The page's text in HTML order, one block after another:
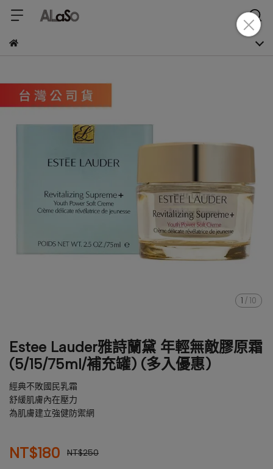
1 / 10
Estee Lauder雅詩蘭黛 年輕無敵膠原霜
(5/15/75ml/補充罐) (多入優惠)
經典不敗國民乳霜
舒緩肌膚內在壓力
為肌膚建立強健防禦網
NT$180 NT$250